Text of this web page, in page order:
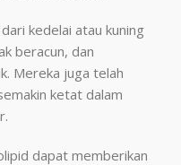
kedelai atau kuning
beracun, dan
Mereka juga telah
ketat dalam
dapat memberikan